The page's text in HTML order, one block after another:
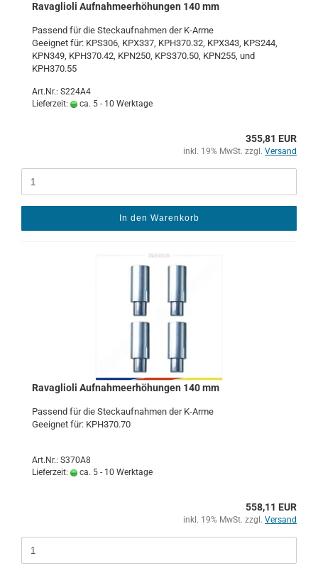
Ra­vaglio­li Auf­nah­me­er­hö­hun­gen 140 mm
Pas­send für die Steck­auf­nah­men der K-​Arme
Ge­eig­net für: KPS306, KPX337, KPH370.32, KPX343, KPS244,
KPN349, KPH370.42, KPN250, KPS370.50, KPN255, und
KPH370.55
Art.Nr.: S224A4
Lieferzeit:
ca. 5 - 10 Werktage
355,81 EUR
inkl. 19% MwSt. zzgl. Versand
In den Warenkorb
Ra­vaglio­li Auf­nah­me­er­hö­hun­gen 140 mm
Pas­send für die Steck­auf­nah­men der K-​Arme
Ge­eig­net für: KPH370.70
Art.Nr.: S370A8
Lieferzeit:
ca. 5 - 10 Werktage
558,11 EUR
inkl. 19% MwSt. zzgl. Versand